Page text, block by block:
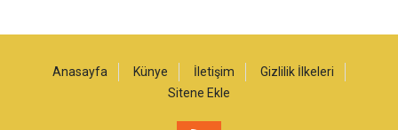
Anasayfa Künye İletişim
Gizlilik İlkeleri
Sitene Ekle